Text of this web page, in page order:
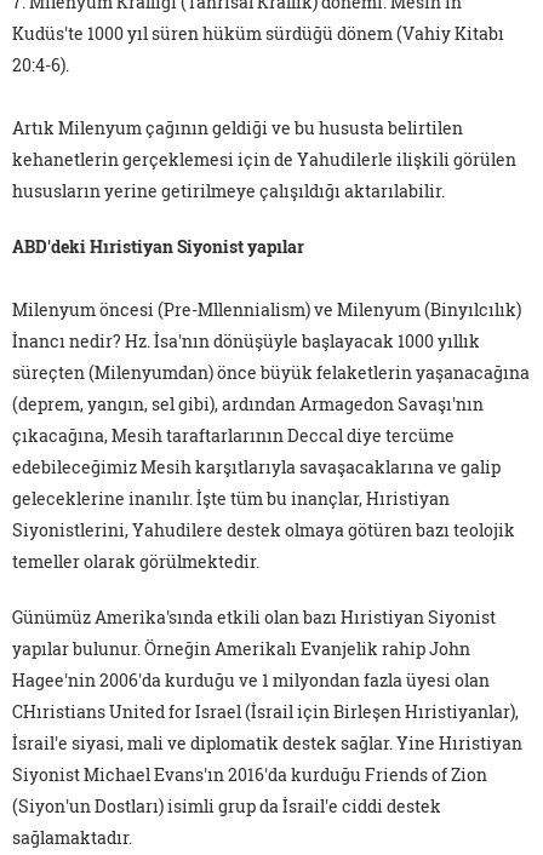
Kudüs'te 1000 yıl süren hüküm sürdüğü dönem (Vahiy Kitabı
20:4-6).
Artık Milenyum çağının geldiği ve bu hususta belirtilen
kehanetlerin gerçeklemesi için de Yahudilerle ilişkili görülen
hususların yerine getirilmeye çalışıldığı aktarılabilir.
ABD'deki Hıristiyan Siyonist yapılar
Milenyum öncesi (Pre-Mllennialism) ve Milenyum (Binyılcılık)
İnancı nedir? Hz. İsa'nın dönüşüyle başlayacak 1000 yıllık
süreçten (Milenyumdan) önce büyük felaketlerin yaşanacağına
(deprem, yangın, sel gibi), ardından Armagedon Savaşı'nın
çıkacağına, Mesih taraftarlarının Deccal diye tercüme
edebileceğimiz Mesih karşıtlarıyla savaşacaklarına ve galip
geleceklerine inanılır. İşte tüm bu inançlar, Hıristiyan
Siyonistlerini, Yahudilere destek olmaya götüren bazı teolojik
temeller olarak görülmektedir.
Günümüz Amerika'sında etkili olan bazı Hıristiyan Siyonist
yapılar bulunur. Örneğin Amerikalı Evanjelik rahip John
Hagee'nin 2006'da kurduğu ve 1 milyondan fazla üyesi olan
CHıristians United for Israel (İsrail için Birleşen Hıristiyanlar),
İsrail'e siyasi, mali ve diplomatik destek sağlar. Yine Hıristiyan
Siyonist Michael Evans'ın 2016'da kurduğu Friends of Zion
(Siyon'un Dostları) isimli grup da İsrail'e ciddi destek
sağlamaktadır.